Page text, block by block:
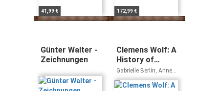
41,99 € 172,99 €
Günter Walter -
Zeichnungen
Clemens Wolf: A
History of
Holes, Grids and
the Great Mess
Gabrielle Berlin, Anne
Katrin Feßler, Florian
Steininger